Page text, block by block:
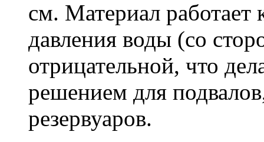
см. Материал работает
давления воды (со
отрицательной, что
решением для
резервуаров.